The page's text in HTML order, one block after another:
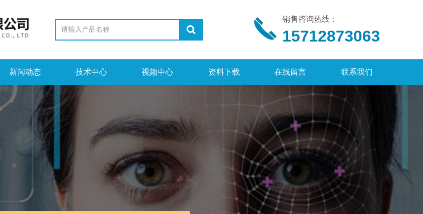
销售咨询热线：
15712873063
新闻动态 技术中心 视频中心 资料下载 在线留言 联系我们